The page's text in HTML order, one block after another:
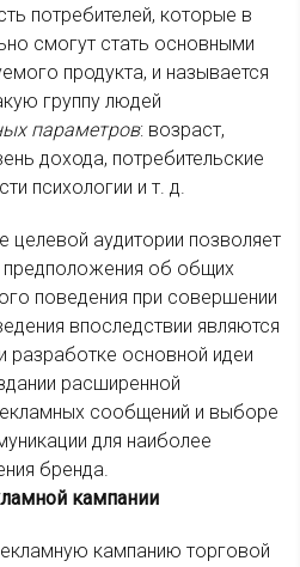
потребителей, которые в
смогут стать основными
продукта, и называется
группу людей
параметров: возраст,
дохода, потребительские
психологии и т. д.
целевой аудитории позволяет
об общих
поведения при совершении
впоследствии являются
основной идеи
расширенной
сообщений и выборе
для наиболее
бренда.
кампании
кампанию торговой